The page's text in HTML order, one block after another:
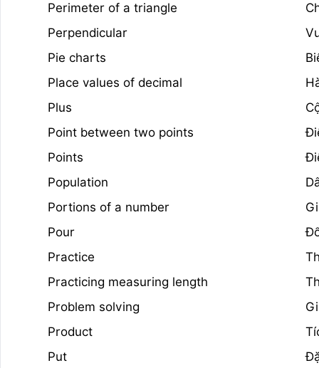
Perimeter of a triangle
Perpendicular
Pie charts
Place values of decimal
Plus
Point between two points
Points
Population
Portions of a number
Pour
Practice
Practicing measuring length
Problem solving
Product
Put